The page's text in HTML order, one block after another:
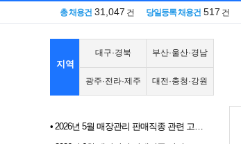
총 채용건 31,047 건 당일등록 채용건 517 건
지역
대구·경북
광주·전라·제주
부산·울산·경남
대전·충청·강원